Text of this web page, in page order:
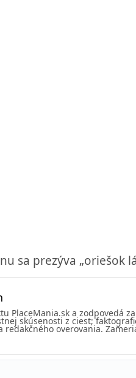
sa prezýva „oriešok
PlaceMania.sk a zodpovedá
skúsenosti z ciest;
redakčného overovania.